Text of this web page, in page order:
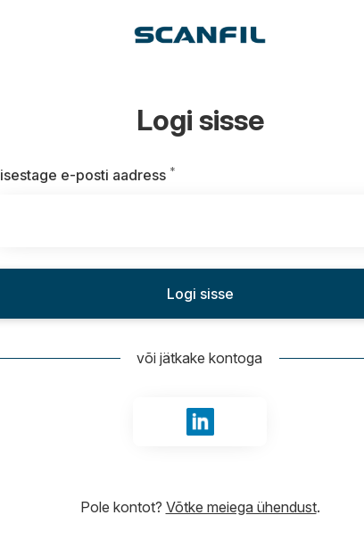
Logi sisse
e-posti aadress *
Logi sisse
või jätkake kontoga
Logige sisse LinkedIn abil
Pole kontot? Võtke meiega ühendust.